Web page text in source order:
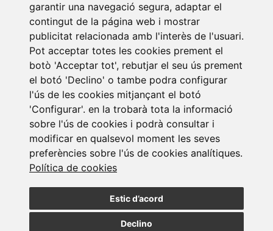
garantir una navegació segura, adaptar el
contingut de la página web i mostrar
publicitat relacionada amb l'interès de l'usuari.
Pot acceptar totes les cookies prement el
botò 'Acceptar tot', rebutjar el seu ús prement
el botó 'Declino' o tambe podra configurar
l'ús de les cookies mitjançant el botó
'Configurar'. en la trobarà tota la informació
sobre l'ús de cookies i podrà consultar i
modificar en qualsevol moment les seves
preferències sobre l'ús de cookies analítiques.
Política de cookies
Estic d’acord
Declino
Newsletter Laboral. Juliol 2026
24/07/2026